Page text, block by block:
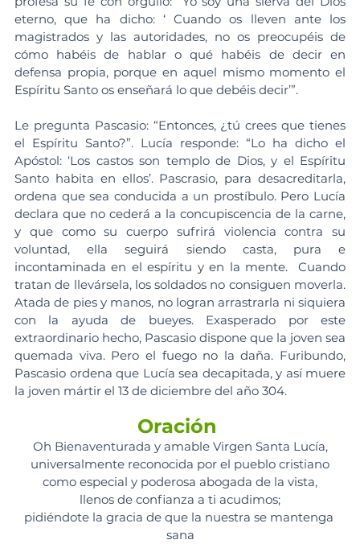
eterno, que ha dicho: ‘ Cuando os lleven ante los
magistrados y las autoridades, no os preocupéis de
cómo habéis de hablar o qué habéis de decir en
defensa propia, porque en aquel mismo momento el
Espíritu Santo os enseñará lo que debéis decir’”.
Le pregunta Pascasio: “Entonces, ¿tú crees que tienes
el Espíritu Santo?”. Lucía responde: “Lo ha dicho el
Apóstol: ‘Los castos son templo de Dios, y el Espíritu
Santo habita en ellos’. Pascrasio, para desacreditarla,
ordena que sea conducida a un prostíbulo. Pero Lucía
declara que no cederá a la concupiscencia de la carne,
y que como su cuerpo sufrirá violencia contra su
voluntad, ella seguirá siendo casta, pura e
incontaminada en el espíritu y en la mente.  Cuando
tratan de llevársela, los soldados no consiguen moverla.
Atada de pies y manos, no logran arrastrarla ni siquiera
con la ayuda de bueyes. Exasperado por este
extraordinario hecho, Pascasio dispone que la joven sea
quemada viva. Pero el fuego no la daña. Furibundo,
Pascasio ordena que Lucía sea decapitada, y así muere
la joven mártir el 13 de diciembre del año 304.
Oración
Oh Bienaventurada y amable Virgen Santa Lucía,
universalmente reconocida por el pueblo cristiano
como especial y poderosa abogada de la vista,
llenos de confianza a ti acudimos;
pidiéndote la gracia de que la nuestra se mantenga
sana